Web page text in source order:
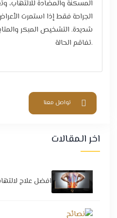
اخر المقالات
افضل علاج
المسكنة والمضادة للالتهاب،
الجراحة فقط إذا استمرت
شديدة. التشخيص المبكر
تفاقم الحالة.
تواصل معنا